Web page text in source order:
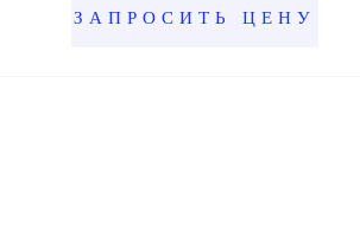
ЗАПРОСИТЬ ЦЕНУ